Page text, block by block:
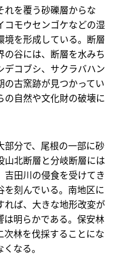
れを覆う砂礫層からな
コモウセンゴケなどの湿
境を形成している。断層
の谷には、断層を水みち
デコブシ、サクラバハン
の古窯跡が見つかってい
の自然や文化財の破壊に
部分で、尾根の一部に砂
山北断層と分岐断層には
吉田川の侵食を受けてき
刻んでいる。南地区に
れば、大きな地形改変が
は明らかである。保安林
林を伐採することにな
なる。